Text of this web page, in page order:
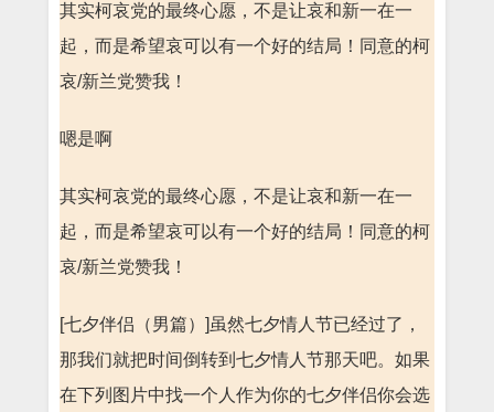
其实柯哀党的最终心愿，不是让哀和新一在一
起，而是希望哀可以有一个好的结局！同意的柯
哀/新兰党赞我！
嗯是啊
其实柯哀党的最终心愿，不是让哀和新一在一
起，而是希望哀可以有一个好的结局！同意的柯
哀/新兰党赞我！
[七夕伴侣（男篇）]虽然七夕情人节已经过了，
那我们就把时间倒转到七夕情人节那天吧。如果
在下列图片中找一个人作为你的七夕伴侣你会选